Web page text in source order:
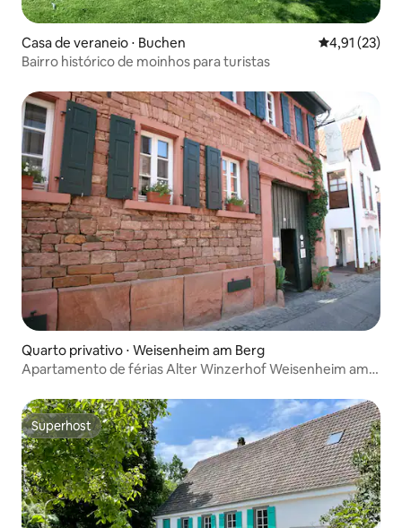
Casa de veraneio ⋅ Buchen 4,91 de uma
4,91 (23)
Bairro histórico de moinhos para turistas
Quarto privativo ⋅ Weisenheim am Berg
Apartamento de férias Alter Winzerhof Weisenheim am
Superhost
Superhost